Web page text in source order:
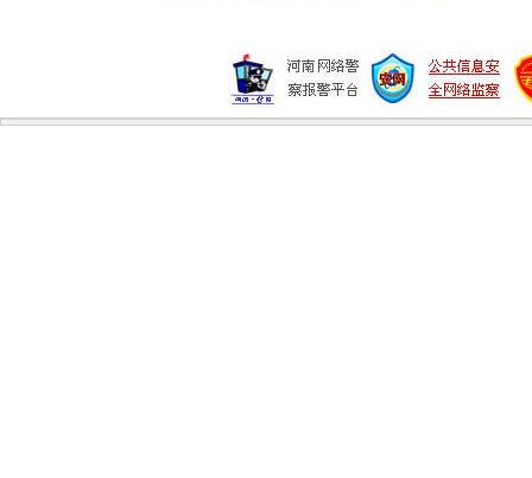
我县2012年“全民健身日”综合体育汇演...